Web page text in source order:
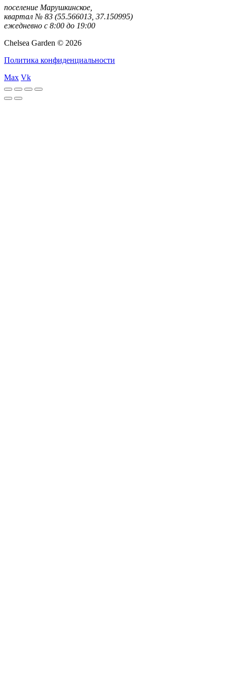
поселение Марушкинское,
квартал № 83 (55.566013, 37.150995)
ежедневно с 8:00 до 19:00
Chelsea Garden © 2026
Политика конфиденциальности
Max Vk